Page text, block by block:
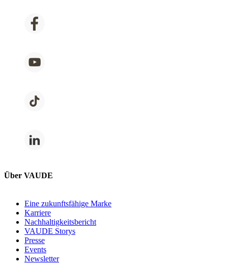
Über VAUDE
Eine zukunftsfähige Marke
Karriere
Nachhaltigkeitsbericht
VAUDE Storys
Presse
Events
Newsletter